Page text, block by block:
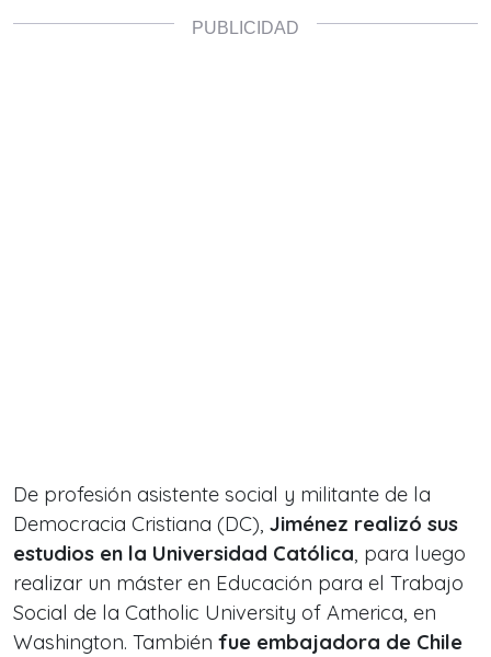
De profesión asistente social y militante de la
Democracia Cristiana (DC), Jiménez realizó sus
estudios en la Universidad Católica, para luego
realizar un máster en Educación para el Trabajo
Social de la Catholic University of America, en
Washington. También fue embajadora de Chile